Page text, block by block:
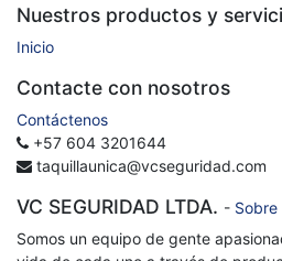
Nuestros productos y
Inicio
Contacte con nosotros
Contáctenos
+57 604 3201644
taquillaunica@vcseguridad.com
VC SEGURIDAD LTDA. -
Somos un equipo de gente